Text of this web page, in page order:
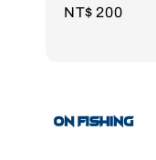
Regular
NT$ 200